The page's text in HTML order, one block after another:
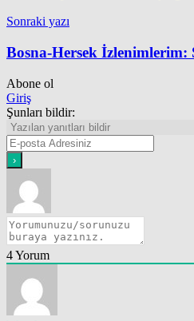
Sonraki yazı
Bosna-Hersek İzlenimlerim:
Abone ol
Giriş
Şunları bildir:
4Yorum